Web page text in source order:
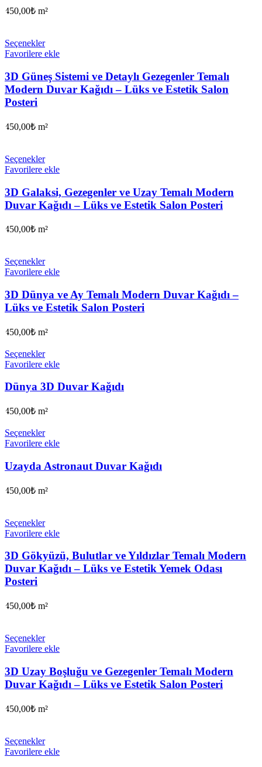
450,00₺ m²
Seçenekler
Favorilere ekle
3D Güneş Sistemi ve Detaylı Gezegenler Temalı
Modern Duvar Kağıdı – Lüks ve Estetik Salon
Posteri
450,00₺ m²
Seçenekler
Favorilere ekle
3D Galaksi, Gezegenler ve Uzay Temalı Modern
Duvar Kağıdı – Lüks ve Estetik Salon Posteri
450,00₺ m²
Seçenekler
Favorilere ekle
3D Dünya ve Ay Temalı Modern Duvar Kağıdı –
Lüks ve Estetik Salon Posteri
450,00₺ m²
Seçenekler
Favorilere ekle
Dünya 3D Duvar Kağıdı
450,00₺ m²
Seçenekler
Favorilere ekle
Uzayda Astronaut Duvar Kağıdı
450,00₺ m²
Seçenekler
Favorilere ekle
3D Gökyüzü, Bulutlar ve Yıldızlar Temalı Modern
Duvar Kağıdı – Lüks ve Estetik Yemek Odası
Posteri
450,00₺ m²
Seçenekler
Favorilere ekle
3D Uzay Boşluğu ve Gezegenler Temalı Modern
Duvar Kağıdı – Lüks ve Estetik Salon Posteri
450,00₺ m²
Seçenekler
Favorilere ekle